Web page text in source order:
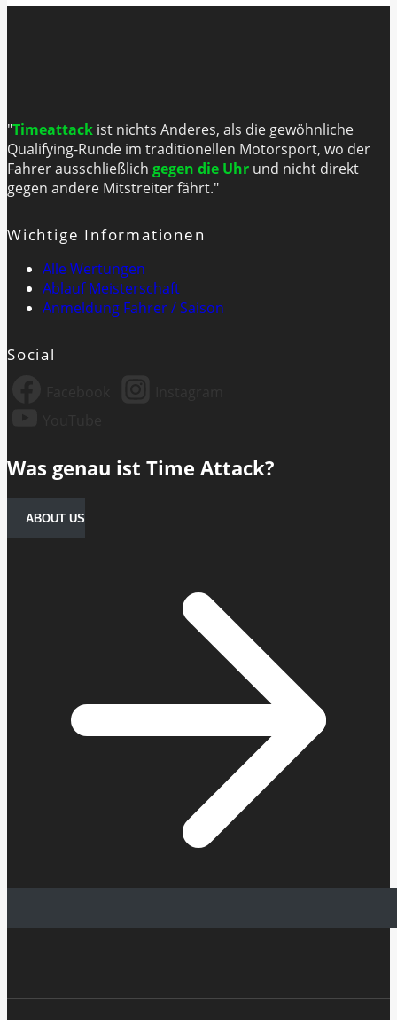
"Timeattack ist nichts Anderes, als die gewöhnliche
Qualifying-Runde im traditionellen Motorsport, wo der
Fahrer ausschließlich gegen die Uhr und nicht direkt
gegen andere Mitstreiter fährt."
Wichtige Informationen
Alle Wertungen
Ablauf Meisterschaft
Anmeldung Fahrer / Saison
Social
Was genau ist Time Attack?
ABOUT US